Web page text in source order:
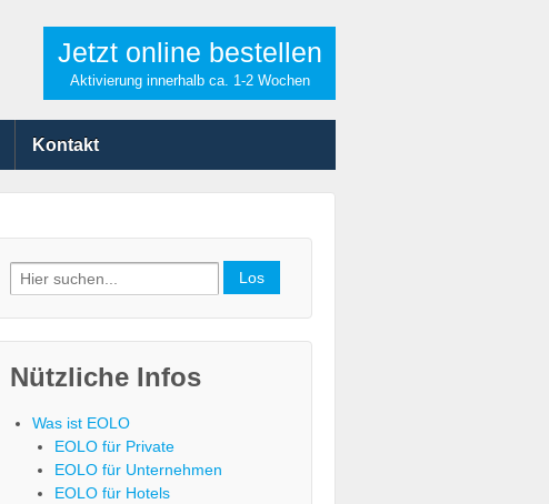
Jetzt online bestellen
Aktivierung innerhalb ca. 1-2 Wochen
Kontakt
Search
for:
Nützliche Infos
Was ist EOLO
EOLO für Private
EOLO für Unternehmen
EOLO für Hotels